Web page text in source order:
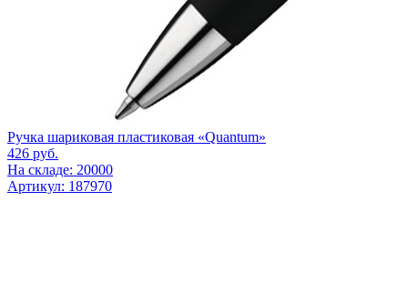
Ручка шариковая пластиковая «Quantum»
426 руб.
На складе: 20000
Артикул: 187970